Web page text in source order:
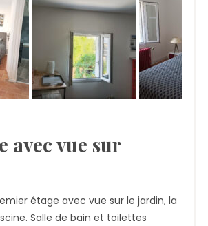
avec vue sur
étage avec vue sur le jardin, la
Salle de bain et toilettes